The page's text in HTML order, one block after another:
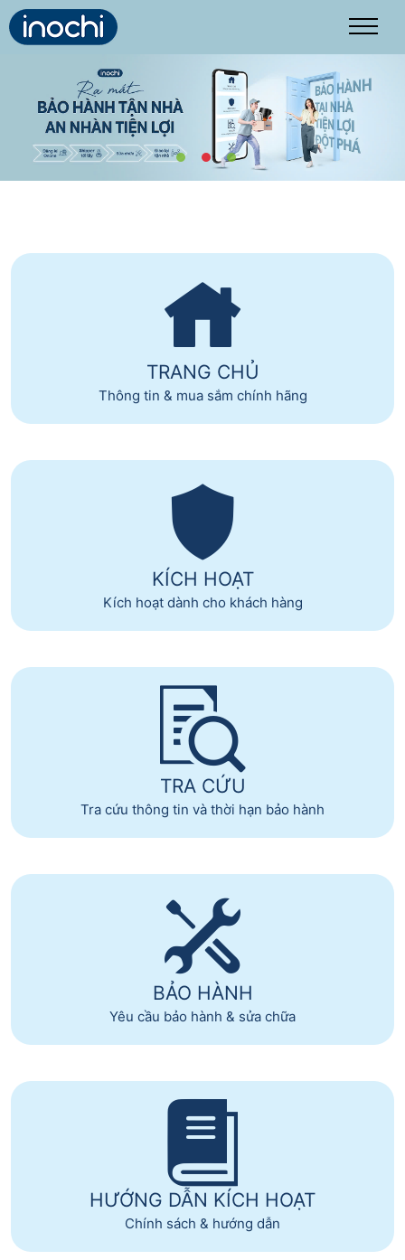
Trang chủ
Tra cứu
Kích hoạt
Bảo hành
TRANG CHỦ
Thông tin & mua sắm chính hãng
KÍCH HOẠT
Kích hoạt dành cho khách hàng
TRA CỨU
Tra cứu thông tin và thời hạn bảo hành
BẢO HÀNH
Yêu cầu bảo hành & sửa chữa
HƯỚNG DẪN KÍCH HOẠT
Chính sách & hướng dẫn